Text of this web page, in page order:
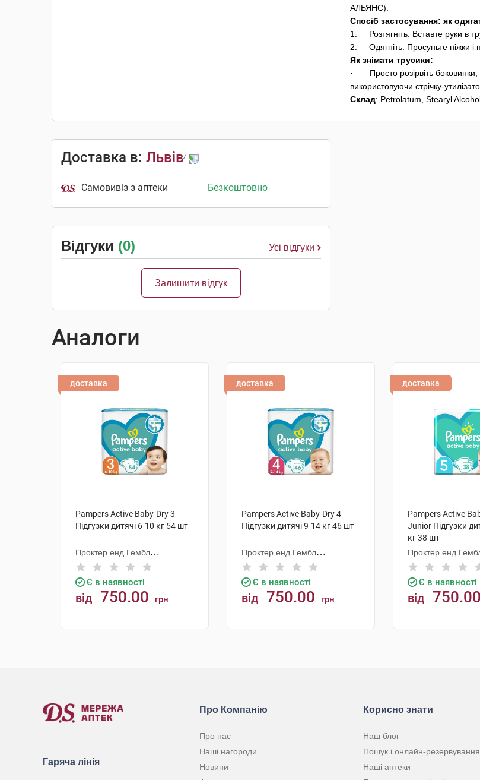
АЛЬЯНС).
Спосіб застосування: як
1. Розтягніть. Вставте руки в
2. Одягніть. Просуньте ніжки і
Як знімати трусики:
· Просто розірвіть боковинки,
використовуючи стрічку-
Склад: Petrolatum, Stearyl
Доставка в: Львів
Самовивіз з аптеки Безкоштовно
Відгуки (0) Усі відгуки
Залишити відгук
Аналоги
доставка
Pampers Active Baby-Dry 3
Підгузки дитячі 6-10 кг 54 шт
Проктер енд Гембл
Мануфекчурінг
Є в наявності
від 750.00 грн
доставка
Pampers Active Baby-Dry 4
Підгузки дитячі 9-14 кг 46 шт
Проктер енд Гембл
Мануфекчурінг
Є в наявності
від 750.00 грн
доставка
Pampers Active
Junior Підгузки
кг 38 шт
Проктер енд
Є в наявності
від 750.00
Гаряча лінія
Про Компанію
Про нас
Наші нагороди
Новини
Корисно знати
Наш блог
Пошук і онлайн-резервування
Наші аптеки